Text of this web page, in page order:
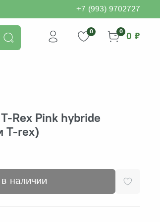
+7 (993) 9702727
0 0 0 ₽
Rex Pink hybride
T-rex)
наличии